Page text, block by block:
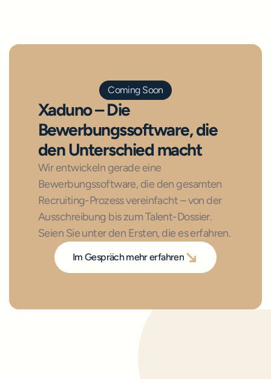
Coming Soon
Xaduno – Die
Bewerbungssoftware, die
den Unterschied macht
Wir entwickeln gerade eine
Bewerbungssoftware, die den gesamten
Recruiting-Prozess vereinfacht – von der
Ausschreibung bis zum Talent-Dossier.
Seien Sie unter den Ersten, die es erfahren.
Im Gespräch mehr erfahren
Im Gespräch mehr erfahren